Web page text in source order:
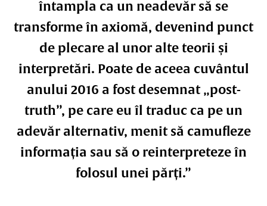
întampla ca un neadevăr să se
transforme în axiomă, devenind punct
de plecare al unor alte teorii și
interpretări. Poate de aceea cuvântul
anului 2016 a fost desemnat „post-
truth”, pe care eu îl traduc ca pe un
adevăr alternativ, menit să camufleze
informația sau să o reinterpreteze în
folosul unei părți.”